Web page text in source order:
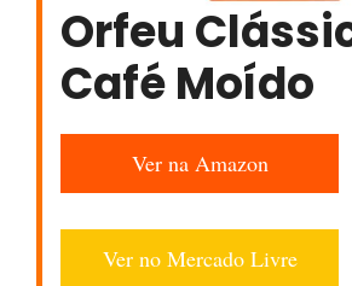
Orfeu
Café Moído
Ver na Amazon
Ver no Mercado Livre